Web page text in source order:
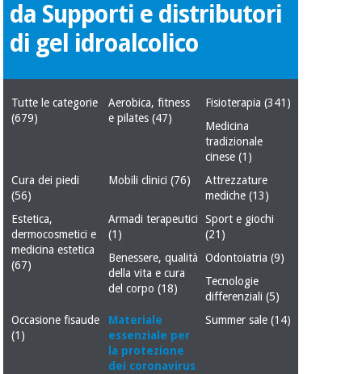
Offerte
Outlet
Fisaude
Tech
mediche
Medicina
tradizionale
Mobili
clinici
terapeutici
Materiale
essenziale
per la
protezione
Aerobica,
Notizia
Offerte
Outlet
Fisaude
Odontoiatria
Attrezzature
mediche
Medicina
Mobili
clinici
Materiale
da Supporti e distributori
di gel idroalcolico
Tutte le categorie
(679)
Aerobica, fitness
e pilates (47)
Fisioterapia(341)
Medicina
tradizionale
cinese(1)
Cura dei piedi
(56)
Mobili clinici (76)
Attrezzature
mediche(13)
Estetica,
dermocosmetici e
medicina estetica
(67)
Armadi terapeutici
(1)
Sport e giochi
(21)
Benessere, qualità
della vita e cura
del corpo (18)
Odontoiatria(9)
Tecnologie
differenziali(5)
Occasione fisaude
(1)
Materiale
essenziale per
la protezione
dei coronavirus
Summer sale(14)